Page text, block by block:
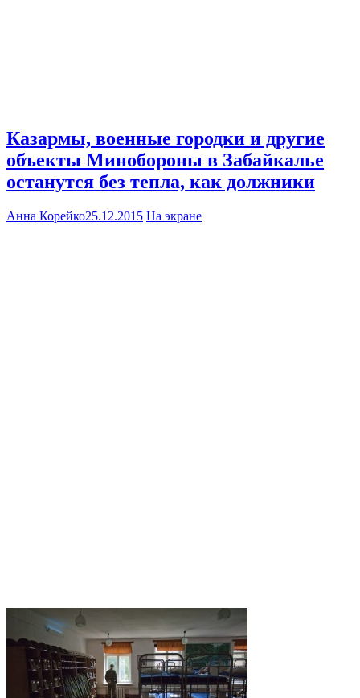
Казармы, военные городки и другие
объекты Минобороны в Забайкалье
останутся без тепла, как должники
Анна Корейко25.12.2015 На экране